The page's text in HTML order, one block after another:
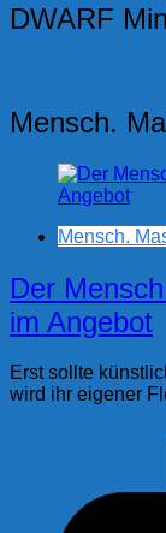
DWARF
Mensch.
Mensch.
Der
im Angebot
Erst sollte
wird ihr eigener